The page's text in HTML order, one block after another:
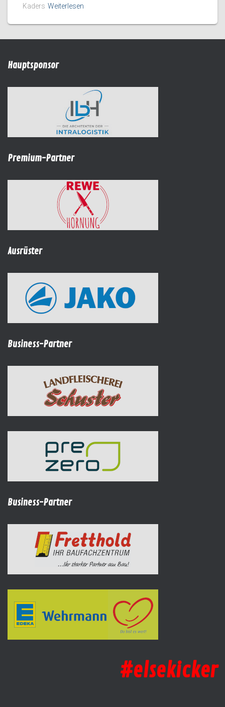
Kaders Weiterlesen
Hauptsponsor
Premium-Partner
Ausrüster
Business-Partner
Business-Partner
#elsekicker